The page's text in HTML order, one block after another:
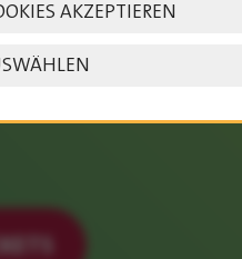
DATE
AKZEPTIEREN